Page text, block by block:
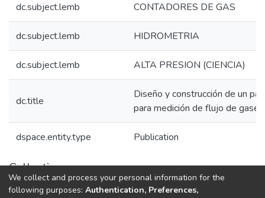
dc.subject.lemb CONTADORES DE GAS
dc.subject.lemb HIDROMETRIA
dc.subject.lemb ALTA PRESION (CIENCIA)
dc.title
Diseño y construcción de un
para medición de flujo de gases
dspace.entity.type Publication
Collections
1.1.2. Informes Finales
We collect and process your personal information for the
following purposes: Authentication, Preferences,